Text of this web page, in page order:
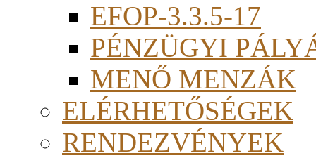
EFOP-3.3.5-17
PÉNZÜGYI
MENŐ MENZÁK
ELÉRHETŐSÉGEK
RENDEZVÉNYEK